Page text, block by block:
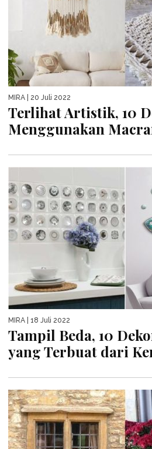
MIRA | 20 Juli 2022
Terlihat Artistik, 10
Menggunakan
MIRA | 18 Juli 2022
Tampil Beda, 10
yang Terbuat dari